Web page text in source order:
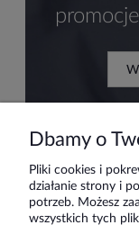
Dbamy o
Pliki cookies i
działanie strony i
potrzeb. Możesz
wszystkich tych